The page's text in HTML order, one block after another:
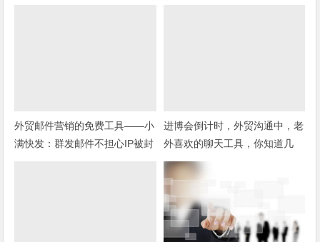
外贸邮件营销的免费工具——小
满快发：群发邮件不担心IP被封
进博会倒计时，外贸沟通中，老
外喜欢的聊天工具，你知道几
种？